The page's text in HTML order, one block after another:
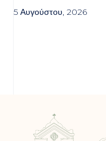
5 Αυγούστου, 2026